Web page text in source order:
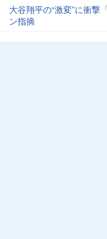
大谷翔平の“激変”に衝
ン指摘